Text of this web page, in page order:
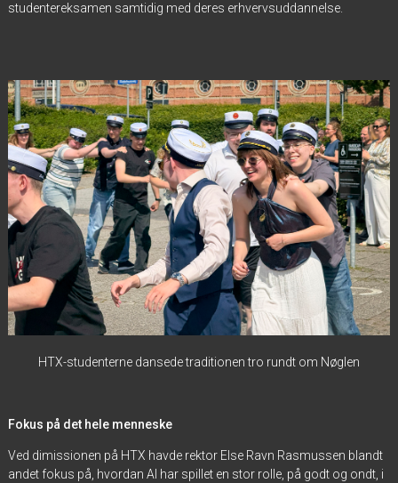
studentereksamen samtidig med deres erhvervsuddannelse.
HTX-studenterne dansede traditionen tro rundt om Nøglen
Fokus på det hele menneske
Ved dimissionen på HTX havde rektor Else Ravn Rasmussen blandt
andet fokus på, hvordan AI har spillet en stor rolle, på godt og ondt, i